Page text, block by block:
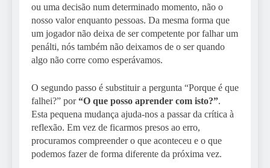
ou uma decisão num determinado momento, não o
nosso valor enquanto pessoas. Da mesma forma que
um jogador não deixa de ser competente por falhar um
penálti, nós também não deixamos de o ser quando
algo não corre como esperávamos.
O segundo passo é substituir a pergunta “Porque é que
falhei?” por“O que posso aprender com isto?”.
Esta pequena mudança ajuda-nos a passar da crítica à
reflexão. Em vez de ficarmos presos ao erro,
procuramos compreender o que aconteceu e o que
podemos fazer de forma diferente da próxima vez.